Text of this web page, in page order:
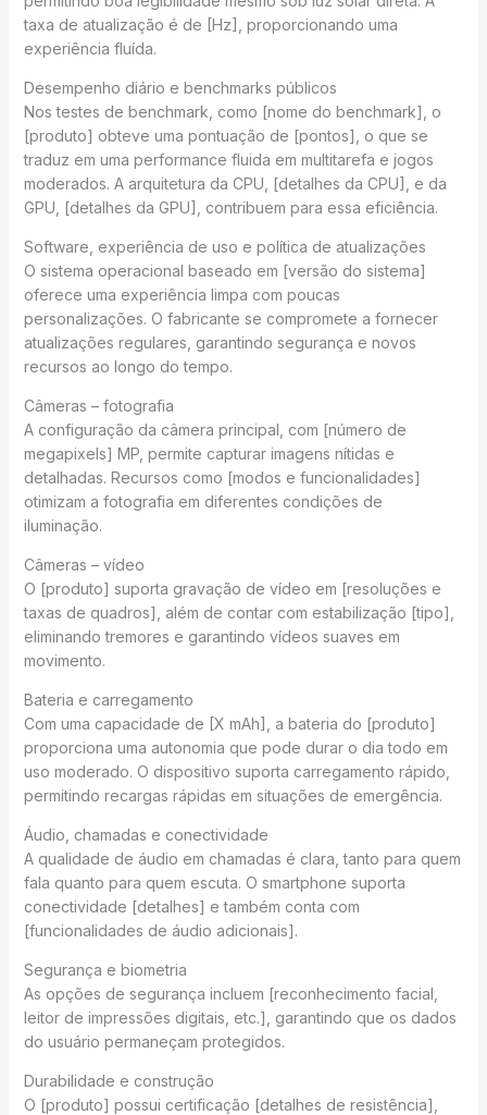
taxa de atualização é de [Hz], proporcionando uma
experiência fluída.
Desempenho diário e benchmarks públicos
Nos testes de benchmark, como [nome do benchmark], o
[produto] obteve uma pontuação de [pontos], o que se
traduz em uma performance fluida em multitarefa e jogos
moderados. A arquitetura da CPU, [detalhes da CPU], e da
GPU, [detalhes da GPU], contribuem para essa eficiência.
Software, experiência de uso e política de atualizações
O sistema operacional baseado em [versão do sistema]
oferece uma experiência limpa com poucas
personalizações. O fabricante se compromete a fornecer
atualizações regulares, garantindo segurança e novos
recursos ao longo do tempo.
Câmeras – fotografia
A configuração da câmera principal, com [número de
megapixels] MP, permite capturar imagens nítidas e
detalhadas. Recursos como [modos e funcionalidades]
otimizam a fotografia em diferentes condições de
iluminação.
Câmeras – vídeo
O [produto] suporta gravação de vídeo em [resoluções e
taxas de quadros], além de contar com estabilização [tipo],
eliminando tremores e garantindo vídeos suaves em
movimento.
Bateria e carregamento
Com uma capacidade de [X mAh], a bateria do [produto]
proporciona uma autonomia que pode durar o dia todo em
uso moderado. O dispositivo suporta carregamento rápido,
permitindo recargas rápidas em situações de emergência.
Áudio, chamadas e conectividade
A qualidade de áudio em chamadas é clara, tanto para quem
fala quanto para quem escuta. O smartphone suporta
conectividade [detalhes] e também conta com
[funcionalidades de áudio adicionais].
Segurança e biometria
As opções de segurança incluem [reconhecimento facial,
leitor de impressões digitais, etc.], garantindo que os dados
do usuário permaneçam protegidos.
Durabilidade e construção
O [produto] possui certificação [detalhes de resistência],